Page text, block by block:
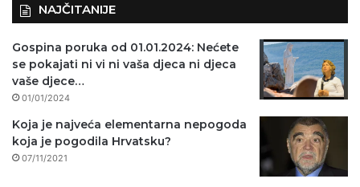
NAJČITANIJE
Gospina poruka od 01.01.2024: Nećete
se pokajati ni vi ni vaša djeca ni djeca
vaše djece…
01/01/2024
Koja je najveća elementarna nepogoda
koja je pogodila Hrvatsku?
07/11/2021